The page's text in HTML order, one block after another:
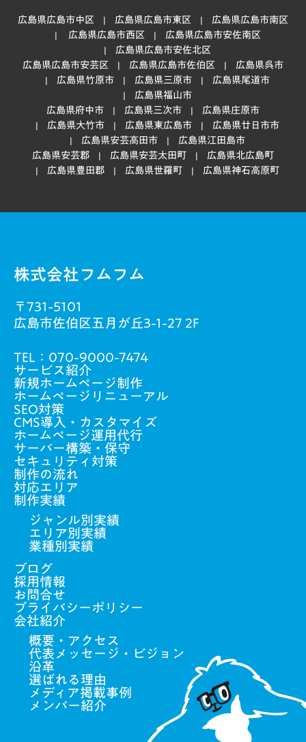
広島県広島市中区 広島県広島市東区
広島県広島市南区
広島県広島市西区
広島県広島市安佐南区
広島県広島市安佐北区
広島県広島市安芸区
広島県広島市佐伯区
広島県呉市
広島県竹原市
広島県三原市
広島県尾道市
広島県福山市
広島県府中市
広島県三次市
広島県庄原市
広島県大竹市
広島県東広島市
広島県廿日市市
広島県安芸高田市
広島県江田島市
広島県安芸郡
広島県安芸太田町
広島県北広島町
広島県豊田郡
広島県世羅町 広島県神石高原町
株式会社フムフム
〒731-5101
広島市佐伯区五月が丘3-1-27 2F
TEL： 070-9000-7474
サービス紹介
新規ホームページ制作
ホームページリニューアル
SEO対策
CMS導入・カスタマイズ
ホームページ運用代行
サーバー構築・保守
セキュリティ対策
制作の流れ
対応エリア
制作実績
ジャンル別実績
エリア別実績
業種別実績
ブログ
採用情報
お問合せ
プライバシーポリシー
会社紹介
概要・アクセス
代表メッセージ・ビジョン
沿革
選ばれる理由
メディア掲載事例
メンバー紹介